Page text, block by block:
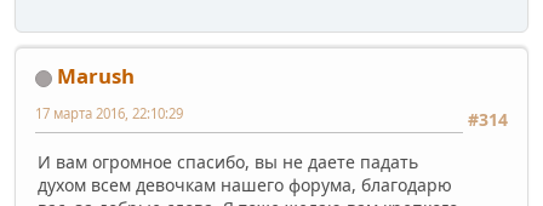
Marush
#314
17 марта 2016, 22:10:29
И вам огромное спасибо, вы не даете падать
духом всем девочкам нашего форума, благодарю